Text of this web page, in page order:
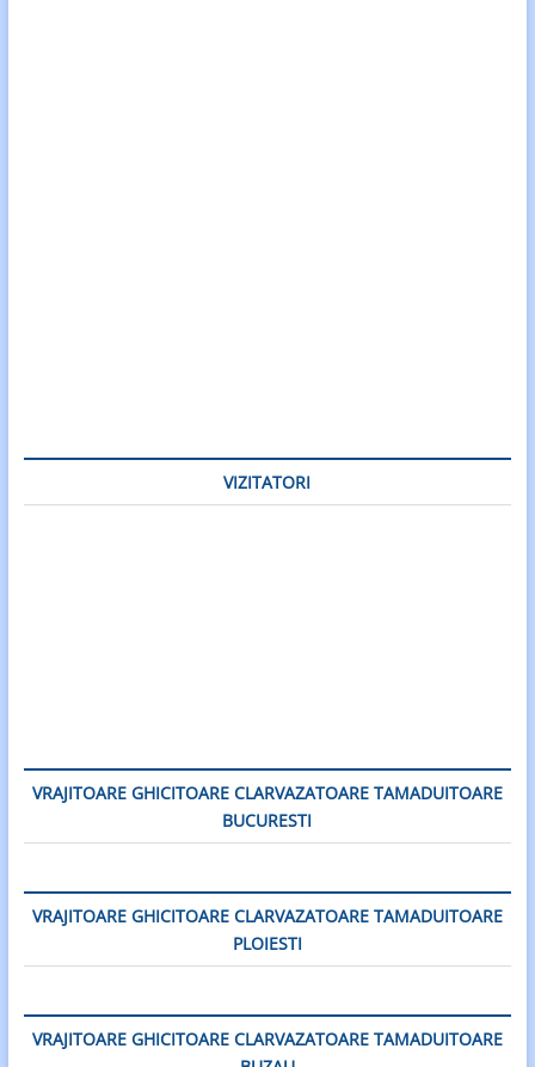
VIZITATORI
VRAJITOARE GHICITOARE CLARVAZATOARE TAMADUITOARE
BUCURESTI
VRAJITOARE GHICITOARE CLARVAZATOARE TAMADUITOARE
PLOIESTI
VRAJITOARE GHICITOARE CLARVAZATOARE TAMADUITOARE